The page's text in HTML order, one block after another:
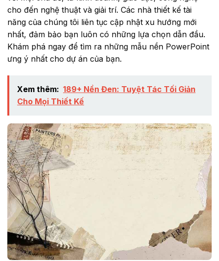
cho đến nghệ thuật và giải trí. Các nhà thiết kế tài
năng của chúng tôi liên tục cập nhật xu hướng mới
nhất, đảm bảo bạn luôn có những lựa chọn dẫn đầu.
Khám phá ngay để tìm ra những mẫu nền PowerPoint
ưng ý nhất cho dự án của bạn.
Xem thêm: 189+ Nền Đen: Tuyệt Tác Tối Giản
Cho Mọi Thiết Kế